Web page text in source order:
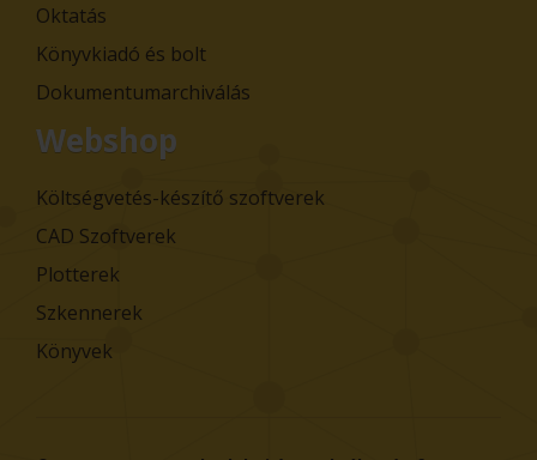
Oktatás
Könyvkiadó és bolt
Dokumentumarchiválás
Webshop
Költségvetés-készítő szoftverek
CAD Szoftverek
Plotterek
Szkennerek
Könyvek